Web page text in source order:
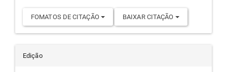
FOMATOS DE CITAÇÃO BAIXAR CITAÇÃO
Edição